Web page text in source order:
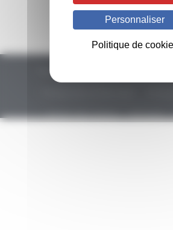
Plan du site
Gestion des cookies Glossaire
Personnaliser
Politique de